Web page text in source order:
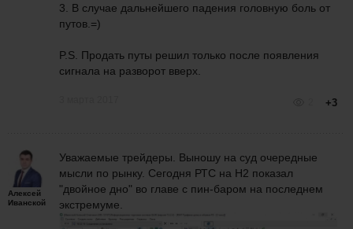
3. В случае дальнейшего падения головную боль от
путов.=)
P.S. Продать путы решил только после появления
сигнала на разворот вверх.
+3
Алексей
Иванской
Уважаемые трейдеры. Выношу на суд очередные
мысли по рынку. Сегодня РТС на Н2 показал
"двойное дно" во главе с пин-баром на последнем
экстремуме.